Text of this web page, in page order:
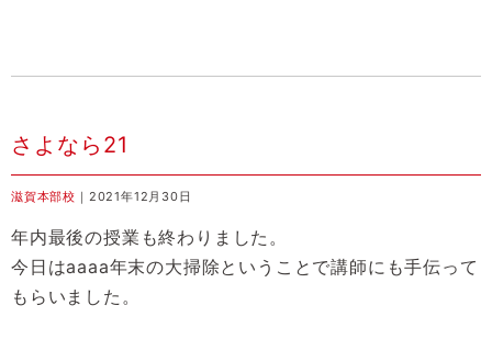
さよなら21
滋賀本部校 ｜2021年12月30日
年内最後の授業も終わりました。
今日はaaaa年末の大掃除ということで講師にも手伝って
もらいました。